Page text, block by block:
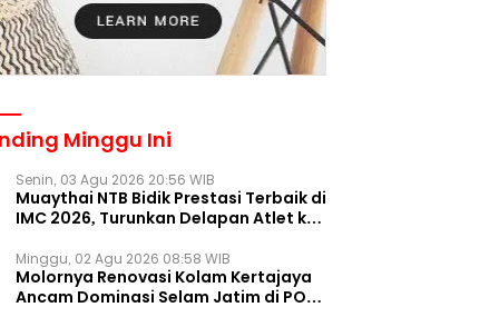
Minggu Ini
Senin, 03 Agu 2026 20:56 WIB
Muaythai NTB Bidik Prestasi Terbaik di
IMC 2026, Turunkan Delapan Atlet ke
Minggu, 02 Agu 2026 08:58 WIB
Molornya Renovasi Kolam Kertajaya
Ancam Dominasi Selam Jatim di PON